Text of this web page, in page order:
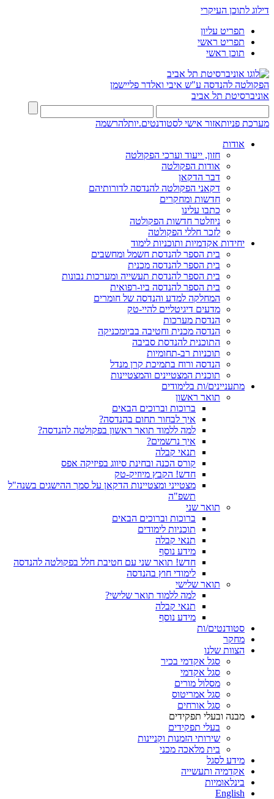
דילוג לתוכן העיקרי
תפריט עליון
תפריט ראשי
תוכן ראשי
הפקולטה להנדסה ע"ש איבי ואלדר פליישמן
אוניברסיטת תל אביב
מערכת פניותאזור אישי לסטודנטים.יותלהרשמה
אודות
חזון, ייעוד וערכי הפקולטה
אודות הפקולטה
דבר הדקאן
דקאני הפקולטה להנדסה לדורותיהם
חדשות ומחקרים
כתבו עלינו
ניוזלטר חדשות הפקולטה
לזכר חללי הפקולטה
יחידות אקדמיות ותוכניות לימוד
בית הספר להנדסת חשמל ומחשבים
בית הספר להנדסה מכנית
בית הספר להנדסת תעשייה ומערכות נבונות
בית הספר להנדסה ביו-רפואית
המחלקה למדע והנדסה של חומרים
מדעים דיגיטליים להיי-טק
הנדסת מערכות
הנדסה מכנית וחטיבה בביומכניקה
התוכנית להנדסת סביבה
תוכניות רב-תחומיות
הנדסה ורוח בתמיכת קרן מנדל
תוכנית המצטיינים והמצטיינות
מתעניינים/ות בלימודים
תואר ראשון
ברוכות וברוכים הבאים
איך לבחור תחום בהנדסה?
למה ללמוד תואר ראשון בפקולטה להנדסה?
איך נרשמים?
תנאי קבלה
קורס הכנה ובחינת סיווג בפיזיקה אפס
חדש! הקבץ מיוזיק-טק
מצטייני ומצטיינות הדקאן על סמך ההישגים בשנה"ל
תשפ"ה
תואר שני
ברוכות וברוכים הבאים
תוכניות לימודים
תנאי קבלה
מידע נוסף
חדש! תואר שני עם חטיבת חלל בפקולטה להנדסה
לימודי חוץ בהנדסה
תואר שלישי
למה ללמוד תואר שלישי?
תנאי קבלה
מידע נוסף
סטודנטים/ות
מחקר
הצוות שלנו
סגל אקדמי בכיר
סגל אקדמי
מסלול מורים
סגל אמריטוס
סגל אורחים
מבנה ובעלי תפקידים
בעלי תפקידים
שירותי הזמנות וקניינות
בית מלאכה מכני
מידע לסגל
אקדמיה ותעשייה
בינלאומיות
English